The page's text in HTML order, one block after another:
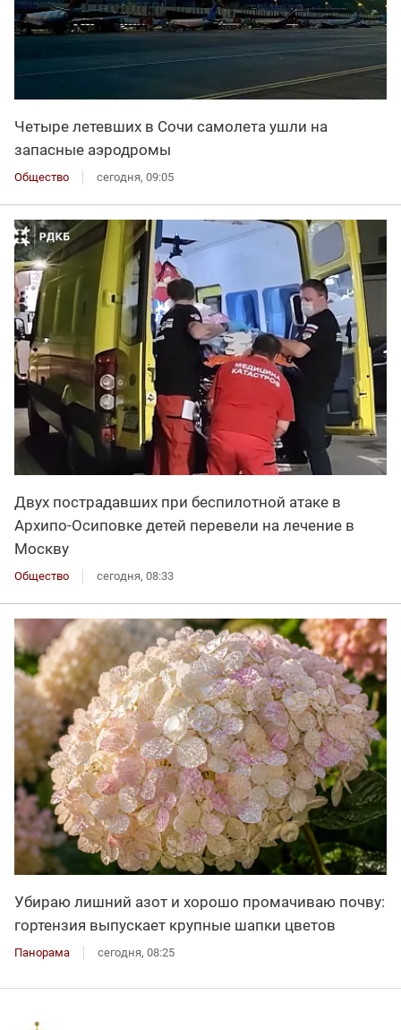
Четыре летевших в Сочи самолета ушли на
запасные аэродромы
Общество сегодня, 09:05
Двух пострадавших при беспилотной атаке в
Архипо-Осиповке детей перевели на лечение в
Москву
Общество сегодня, 08:33
Убираю лишний азот и хорошо промачиваю почву:
гортензия выпускает крупные шапки цветов
Панорама сегодня, 08:25